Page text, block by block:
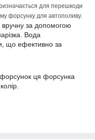
для перешкоди
форсунку для автополиву.
вручну за допомогою
Вода
що ефективно за
форсунок ця форсунка